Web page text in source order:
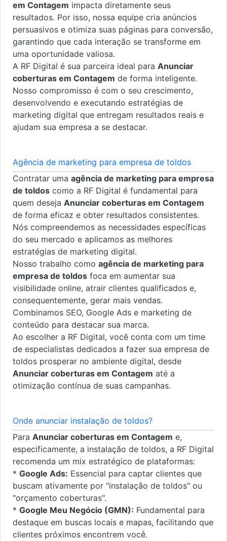
em Contagem impacta diretamente seus
resultados. Por isso, nossa equipe cria anúncios
persuasivos e otimiza suas páginas para conversão,
garantindo que cada interação se transforme em
uma oportunidade valiosa.
A RF Digital é sua parceira ideal para Anunciar
coberturas em Contagem de forma inteligente.
Nosso compromisso é com o seu crescimento,
desenvolvendo e executando estratégias de
marketing digital que entregam resultados reais e
ajudam sua empresa a se destacar.
Agência de marketing para empresa de toldos
Contratar uma agência de marketing para empresa
de toldos como a RF Digital é fundamental para
quem deseja Anunciar coberturas em Contagem
de forma eficaz e obter resultados consistentes.
Nós compreendemos as necessidades específicas
do seu mercado e aplicamos as melhores
estratégias de marketing digital.
Nosso trabalho como agência de marketing para
empresa de toldos foca em aumentar sua
visibilidade online, atrair clientes qualificados e,
consequentemente, gerar mais vendas.
Combinamos SEO, Google Ads e marketing de
conteúdo para destacar sua marca.
Ao escolher a RF Digital, você conta com um time
de especialistas dedicados a fazer sua empresa de
toldos prosperar no ambiente digital, desde
Anunciar coberturas em Contagem até a
otimização contínua de suas campanhas.
Onde anunciar instalação de toldos?
Para Anunciar coberturas em Contagem e,
especificamente, a instalação de toldos, a RF Digital
recomenda um mix estratégico de plataformas:
* Google Ads: Essencial para captar clientes que
buscam ativamente por "instalação de toldos" ou
"orçamento coberturas".
* Google Meu Negócio (GMN): Fundamental para
destaque em buscas locais e mapas, facilitando que
clientes próximos encontrem você.